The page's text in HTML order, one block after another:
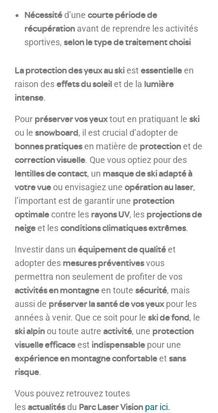
Nécessité d’une courte période de
récupération avant de reprendre les activités
sportives, selon le type de traitement choisi
La protection des yeux au ski estessentielle en
raison deseffets du soleil et de la lumière
intense.
Pour préserver vos yeuxtout en pratiquant le ski
ou le snowboard, il est crucial d’adopter de
bonnes pratiquesen matière de protection et de
correction visuelle. Que vous optiez pour des
lentilles de contact, un masque de ski adapté à
votre vue ou envisagiez une opération au laser,
l’important est de garantir une protection
optimale contre les rayons UV, les projections de
neige et lesconditions climatiques extrêmes.
Investir dans un équipement de qualité et
adopter des mesures préventivesvous
permettra non seulement de profiter de vos
activités en montagne en toute sécurité, mais
aussi de préserver la santé de vos yeux pour les
années à venir. Que ce soit pour le ski de fond, le
ski alpin ou toute autre activité, une protection
visuelle efficace est indispensable pour une
expérience en montagne confortable etsans
risque.
Vous pouvez retrouvez toutes
lesactualitésdu Parc Laser Vision par ici.